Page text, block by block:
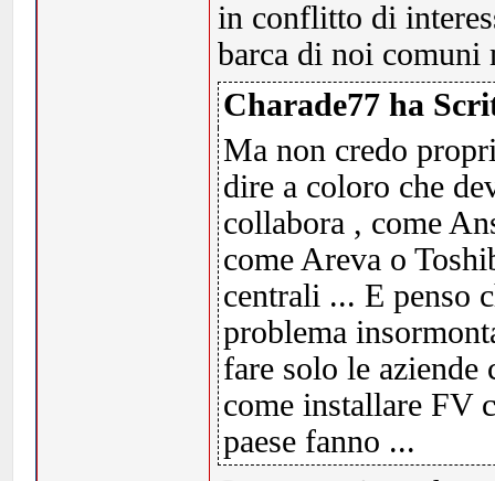
in conflitto di
barca di noi comuni
Charade77 ha
Ma non credo
dire a coloro che
collabora , come
come Areva o
centrali ... E penso
problema
fare solo le
come installare FV
paese fanno ...